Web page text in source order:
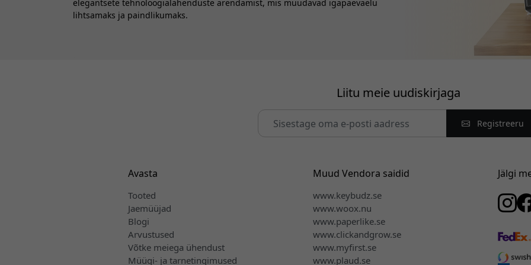
elegantsete tehnoloogialahenduste arendamist, mis muudavad igapäevaelu
lihtsamaks ja paindlikumaks.
Liitu meie uudiskirjaga
Registreeru
Avasta
Tooted
Jaemüüjad
Blogi
Arvustused
Võtke meiega ühendust
Müügi- ja tarnetingimused
Muud Vendora saidid
www.keybudz.se
www.woox.nu
www.paperlike.se
www.clickandgrow.se
www.myfirst.se
www.plaud.se
Jälgi